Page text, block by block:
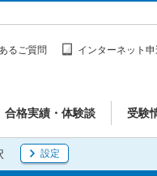
合格実績・体験談 受験
るご質問 インターネット申
設定